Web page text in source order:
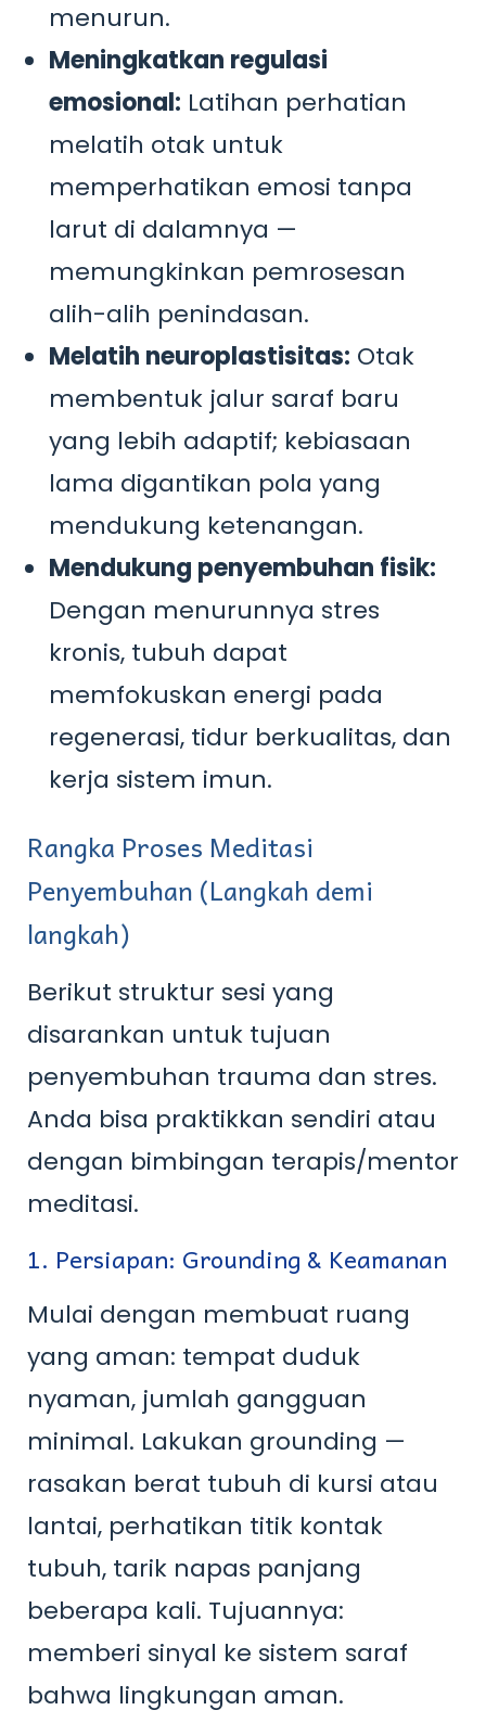
menurun.
Meningkatkan regulasi
emosional: Latihan perhatian
melatih otak untuk
memperhatikan emosi tanpa
larut di dalamnya —
memungkinkan pemrosesan
alih-alih penindasan.
Melatih neuroplastisitas: Otak
membentuk jalur saraf baru
yang lebih adaptif; kebiasaan
lama digantikan pola yang
mendukung ketenangan.
Mendukung penyembuhan fisik:
Dengan menurunnya stres
kronis, tubuh dapat
memfokuskan energi pada
regenerasi, tidur berkualitas, dan
kerja sistem imun.
Rangka Proses Meditasi
Penyembuhan (Langkah demi
langkah)
Berikut struktur sesi yang
disarankan untuk tujuan
penyembuhan trauma dan stres.
Anda bisa praktikkan sendiri atau
dengan bimbingan terapis/mentor
meditasi.
1. Persiapan: Grounding & Keamanan
Mulai dengan membuat ruang
yang aman: tempat duduk
nyaman, jumlah gangguan
minimal. Lakukan grounding —
rasakan berat tubuh di kursi atau
lantai, perhatikan titik kontak
tubuh, tarik napas panjang
beberapa kali. Tujuannya:
memberi sinyal ke sistem saraf
bahwa lingkungan aman.